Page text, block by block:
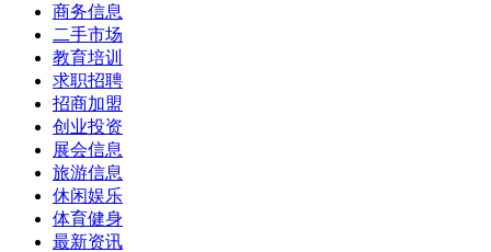
商务信息
二手市场
教育培训
求职招聘
招商加盟
创业投资
展会信息
旅游信息
休闲娱乐
体育健身
最新资讯